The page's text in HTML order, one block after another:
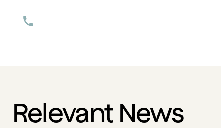
Relevant News